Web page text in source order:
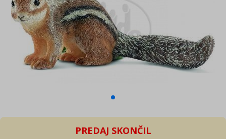
PREDAJ SKONČIL